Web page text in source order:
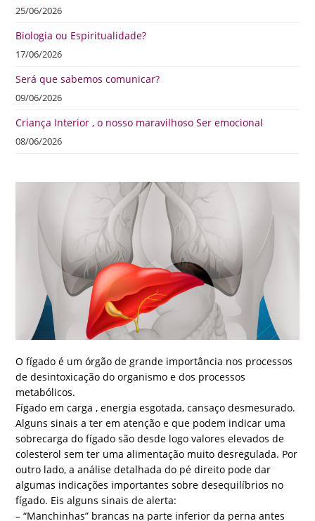
25/06/2026
Biologia ou Espiritualidade?
17/06/2026
Será que sabemos comunicar?
09/06/2026
Criança Interior , o nosso maravilhoso Ser emocional
08/06/2026
O fígado é um órgão de grande importância nos processos
de desintoxicação do organismo e dos processos
metabólicos.
Fígado em carga , energia esgotada, cansaço desmesurado.
Alguns sinais a ter em atenção e que podem indicar uma
sobrecarga do fígado são desde logo valores elevados de
colesterol sem ter uma alimentação muito desregulada. Por
outro lado, a análise detalhada do pé direito pode dar
algumas indicações importantes sobre desequilíbrios no
fígado. Eis alguns sinais de alerta:
– “Manchinhas” brancas na parte inferior da perna antes